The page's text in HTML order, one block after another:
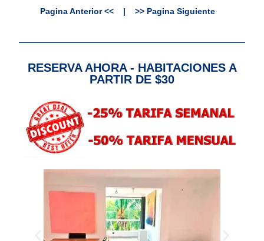
Pagina Anterior <<| >> Pagina Siguiente
RESERVA AHORA - HABITACIONES A
PARTIR DE $30